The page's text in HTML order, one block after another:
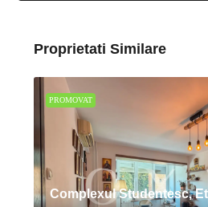
Proprietati Similare
PROMOVAT
Complexul Studentesc,